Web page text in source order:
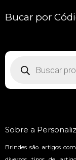
Bucar por
Sobre a
Brindes são artigos